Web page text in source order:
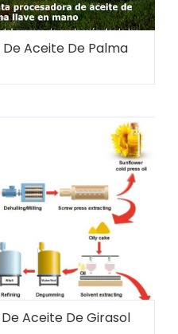
Aceite De Palma
Aceite De Girasol